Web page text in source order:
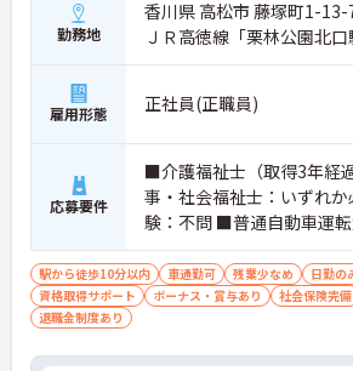
勤務地
香川県 高松市 藤塚町1-13-
ＪＲ高徳線「栗林公園北
雇用形態 正社員(正職員)
応募要件
■介護福祉士（取得3年経
事・社会福祉士：いずれ
験：不問 ■普通自動車運
可）：必須
駅から徒歩10分以内 車通勤可 残業少なめ 日勤の
資格取得サポート
ボーナス・賞与あり 社会保険完備
退職金制度あり